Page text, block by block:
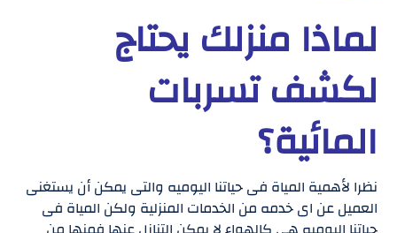
لماذا منزلك يحتاج
لكشف تسربات
المائية؟
نظرا لأهمية المياة فى حياتنا اليوميه والتى يمكن أن يستغنى
العميل عن اى خدمه من الخدمات المنزلية ولكن المياة فى